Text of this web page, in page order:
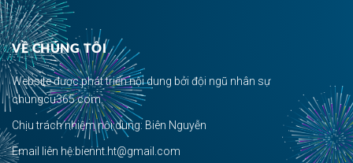
VỀ CHÚNG TÔI
Website được phát triển nội dung bởi đội ngũ nhân sự
chungcu365.com.
Chịu trách nhiệm nội dung: Biên Nguyễn
Email liên hệ:biennt.ht@gmail.com